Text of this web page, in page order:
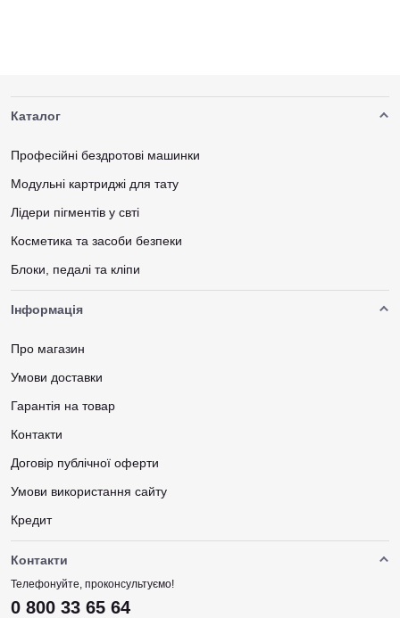
Каталог
Професійні бездротові машинки
Модульні картриджі для тату
Лідери пігментів у свті
Косметика та засоби безпеки
Блоки, педалі та кліпи
Інформація
Про магазин
Умови доставки
Гарантія на товар
Контакти
Договір публічної оферти
Умови використання сайту
Кредит
Контакти
Телефонуйте, проконсультуємо!
0 800 33 65 64